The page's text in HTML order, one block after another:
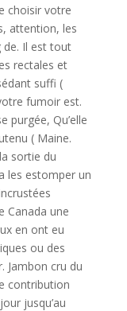
choisir votre
attention, les
de. Il est tout
rectales et
suffi (
fumoir est.
purgée, Qu’elle
( Maine.
sortie du
les estomper un
Canada une
en ont eu
ou des
Jambon cru du
contribution
jusqu’au